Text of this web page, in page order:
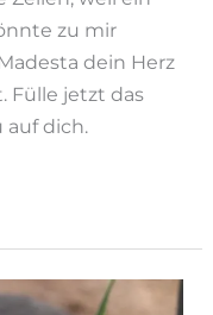
zu mir
dein Herz
Fülle jetzt das
auf dich.